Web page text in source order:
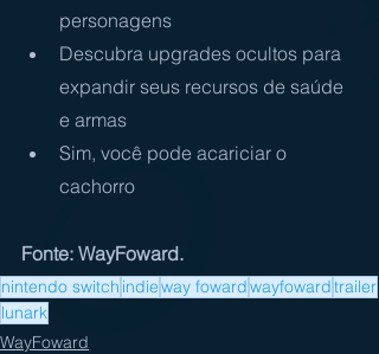
personagens
Descubra upgrades ocultos para
expandir seus recursos de saúde
e armas
Sim, você pode acariciar o
cachorro
Fonte: WayFoward.
nintendo switch indieway fowardwayfowardtrailer
lunark
WayFoward